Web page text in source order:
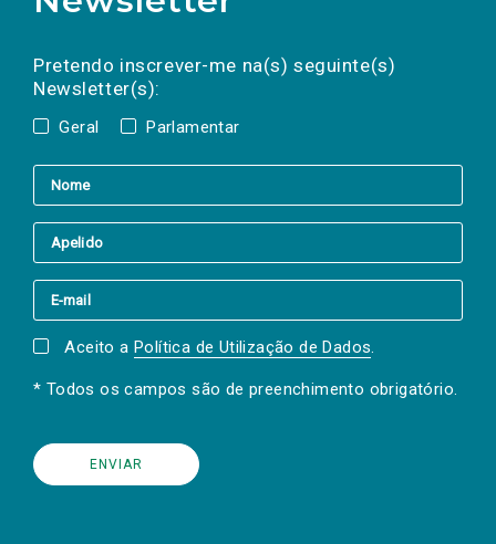
Pretendo inscrever-me na(s) seguinte(s)
Newsletter(s):
Geral Parlamentar
a(s) newsletter(s).
mail
Aceito a Política de Utilização de Dados.
* Todos os campos são de preenchimento obrigatório.